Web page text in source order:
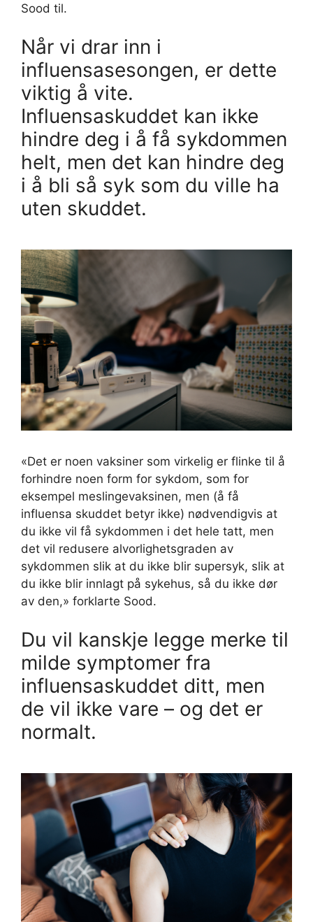
Sood til.
Når vi drar inn i
influensasesongen, er dette
viktig å vite.
Influensaskuddet kan ikke
hindre deg i å få sykdommen
helt, men det kan hindre deg
i å bli så syk som du ville ha
uten skuddet.
«Det er noen vaksiner som virkelig er flinke til å
forhindre noen form for sykdom, som for
eksempel meslingevaksinen, men (å få
influensa skuddet betyr ikke) nødvendigvis at
du ikke vil få sykdommen i det hele tatt, men
det vil redusere alvorlighetsgraden av
sykdommen slik at du ikke blir supersyk, slik at
du ikke blir innlagt på sykehus, så du ikke dør
av den,» forklarte Sood.
Du vil kanskje legge merke til
milde symptomer fra
influensaskuddet ditt, men
de vil ikke vare – og det er
normalt.